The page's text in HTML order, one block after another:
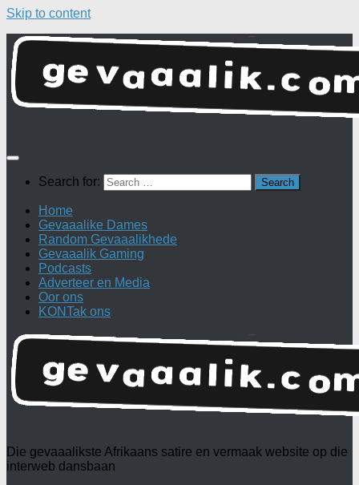
Skip to content
Search for:
Home
Gevaaalike Dames
Random Gevaaalikhede
Gevaaalik Gaming
Podcasts
Adverteer en Media
Oor ons
KONTak ons
Die gevaaalikste Afrikaans satire en vermaak website op die
interweb dansbaan